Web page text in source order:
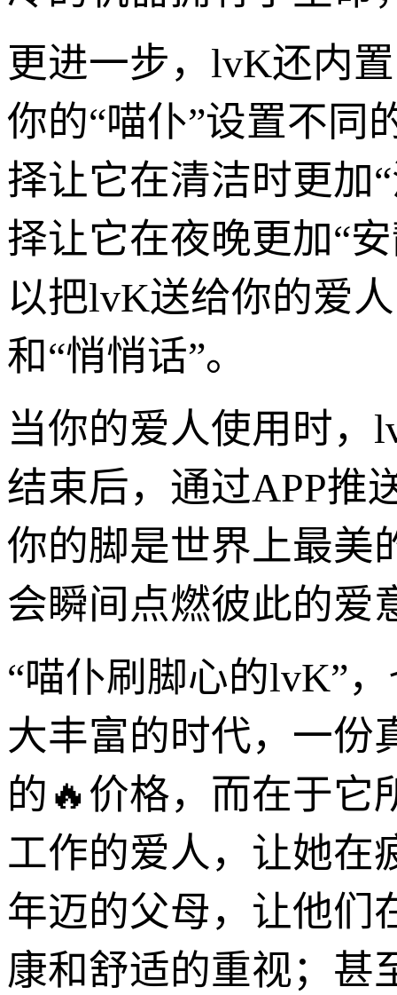
更进一步，lvK还内
你的“喵仆”设置不同
择让它在清洁时更加
择让它在夜晚更加“
以把lvK送给你的爱
和“悄悄话”。
当你的爱人使用时，
结束后，通过APP推
你的脚是世界上最美
会瞬间点燃彼此的爱
“喵仆刷脚心的lvK”
大丰富的时代，一份
的🔥价格，而在于它
工作的爱人，让她在
年迈的父母，让他们
康和舒适的重视；甚